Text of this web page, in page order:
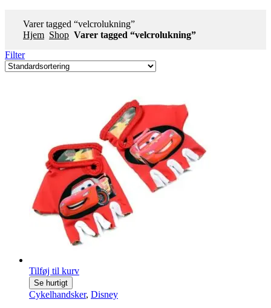
Varer tagged “velcrolukning”
Hjem Shop Varer tagged “velcrolukning”
Filter
Tilføj til kurv
Se hurtigt
Cykelhandsker, Disney